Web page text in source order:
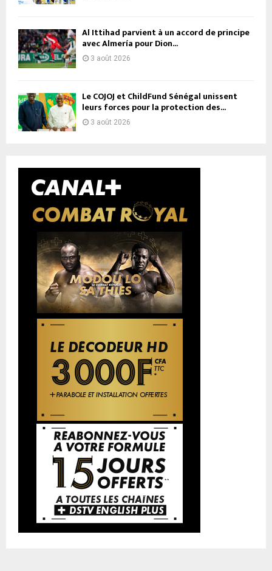
Al Ittihad parvient à un accord de principe
avec Almería pour Dion...
3 août 2026
Le COJOJ et ChildFund Sénégal unissent
leurs forces pour la protection des...
3 août 2026